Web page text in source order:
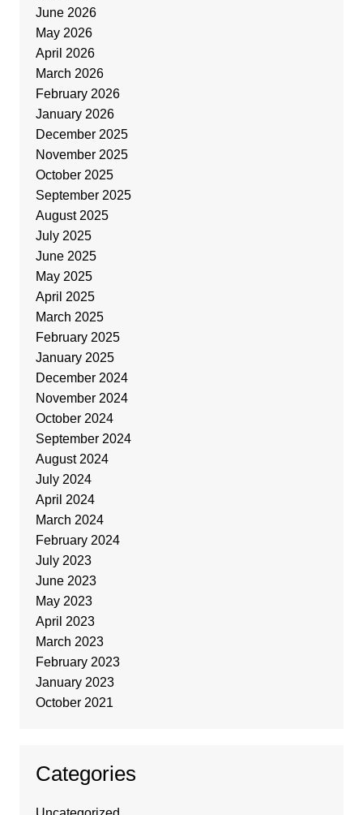
June 2026
May 2026
April 2026
March 2026
February 2026
January 2026
December 2025
November 2025
October 2025
September 2025
August 2025
July 2025
June 2025
May 2025
April 2025
March 2025
February 2025
January 2025
December 2024
November 2024
October 2024
September 2024
August 2024
July 2024
April 2024
March 2024
February 2024
July 2023
June 2023
May 2023
April 2023
March 2023
February 2023
January 2023
October 2021
Categories